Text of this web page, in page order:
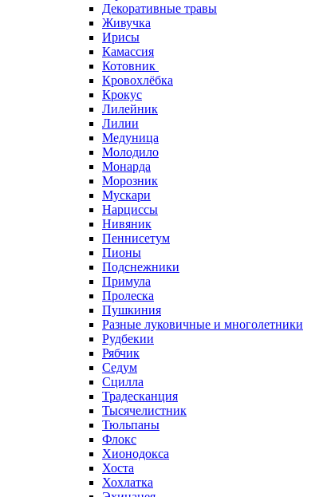
Декоративные травы
Живучка
Ирисы
Камассия
Котовник
Кровохлёбка
Крокус
Лилейник
Лилии
Медуница
Молодило
Монарда
Морозник
Мускари
Нарциссы
Нивяник
Пеннисетум
Пионы
Подснежники
Примула
Пролеска
Пушкиния
Разные луковичные и многолетники
Рудбекии
Рябчик
Седум
Сцилла
Традесканция
Тысячелистник
Тюльпаны
Флокс
Хионодокса
Хоста
Хохлатка